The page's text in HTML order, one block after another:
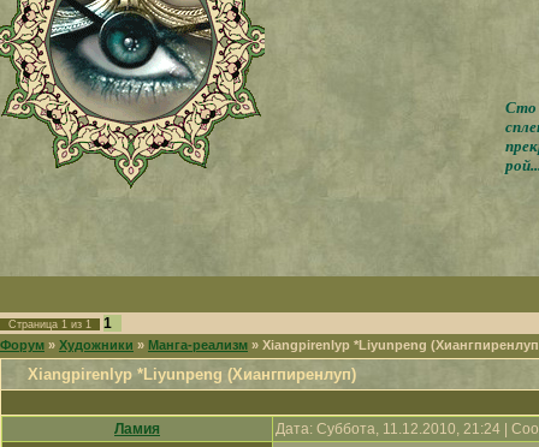
Сто
Страница 1 из 1 1
Форум » Художники » Манга-реализм » Xiangpirenlyp *Liyunpeng
Xiangpirenlyp *Liyunpeng (Хиангпиренлуп)
Ламия Дата: Суббота, 11.12.2010, 21:24 |